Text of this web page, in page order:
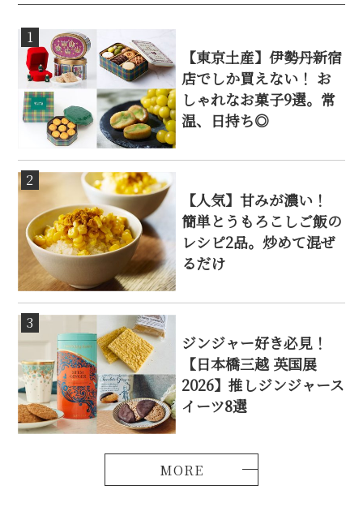
1
【東京土産】伊勢丹新宿
店でしか買えない！ お
しゃれなお菓子9選。常
温、日持ち◎
2
【人気】甘みが濃い！
簡単とうもろこしご飯の
レシピ2品。炒めて混ぜ
るだけ
3
ジンジャー好き必見！
【日本橋三越 英国展
2026】推しジンジャース
イーツ8選